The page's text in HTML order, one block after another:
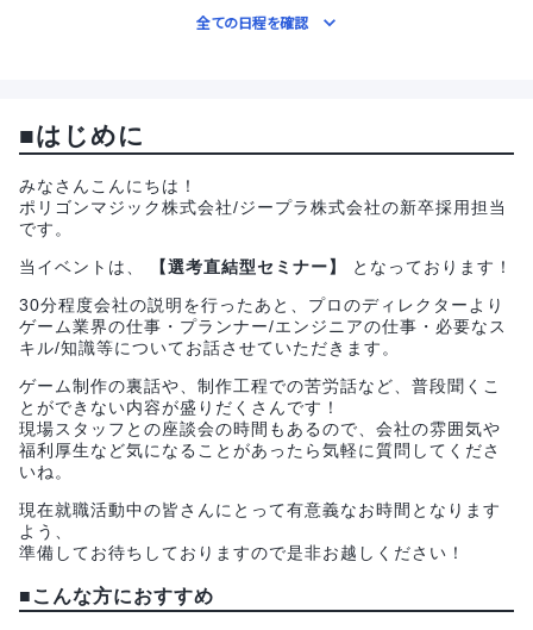
全ての日程を確認
■はじめに
みなさんこんにちは！
ポリゴンマジック株式会社/ジープラ株式会社の新卒採用担当
です。
当イベントは、
【選考直結型セミナー】
となっております！
30分程度会社の説明を行ったあと、プロのディレクターより
ゲーム業界の仕事・プランナー/エンジニアの仕事・必要なス
キル/知識等についてお話させていただきます。
ゲーム制作の裏話や、制作工程での苦労話など、普段聞くこ
とができない内容が盛りだくさんです！
現場スタッフとの座談会の時間もあるので、会社の雰囲気や
福利厚生など気になることがあったら気軽に質問してくださ
いね。
現在就職活動中の皆さんにとって有意義なお時間となります
よう、
準備してお待ちしておりますので是非お越しください！
■こんな方におすすめ